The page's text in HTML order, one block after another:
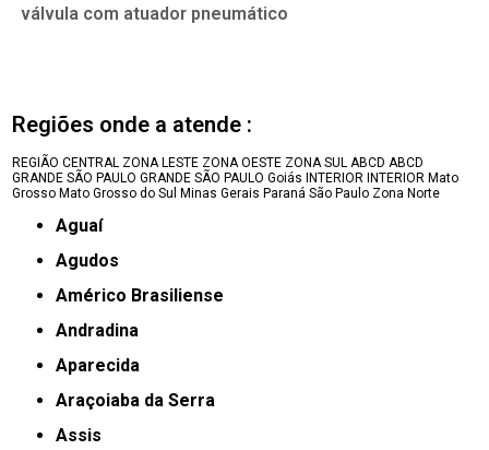
válvula com atuador pneumático
Regiões onde a atende :
REGIÃO CENTRAL ZONA LESTE ZONA OESTE ZONA SUL ABCD ABCD
GRANDE SÃO PAULO GRANDE SÃO PAULO Goiás INTERIOR INTERIOR Mato
Grosso Mato Grosso do Sul Minas Gerais Paraná São Paulo Zona Norte
Aguaí
Agudos
Américo Brasiliense
Andradina
Aparecida
Araçoiaba da Serra
Assis